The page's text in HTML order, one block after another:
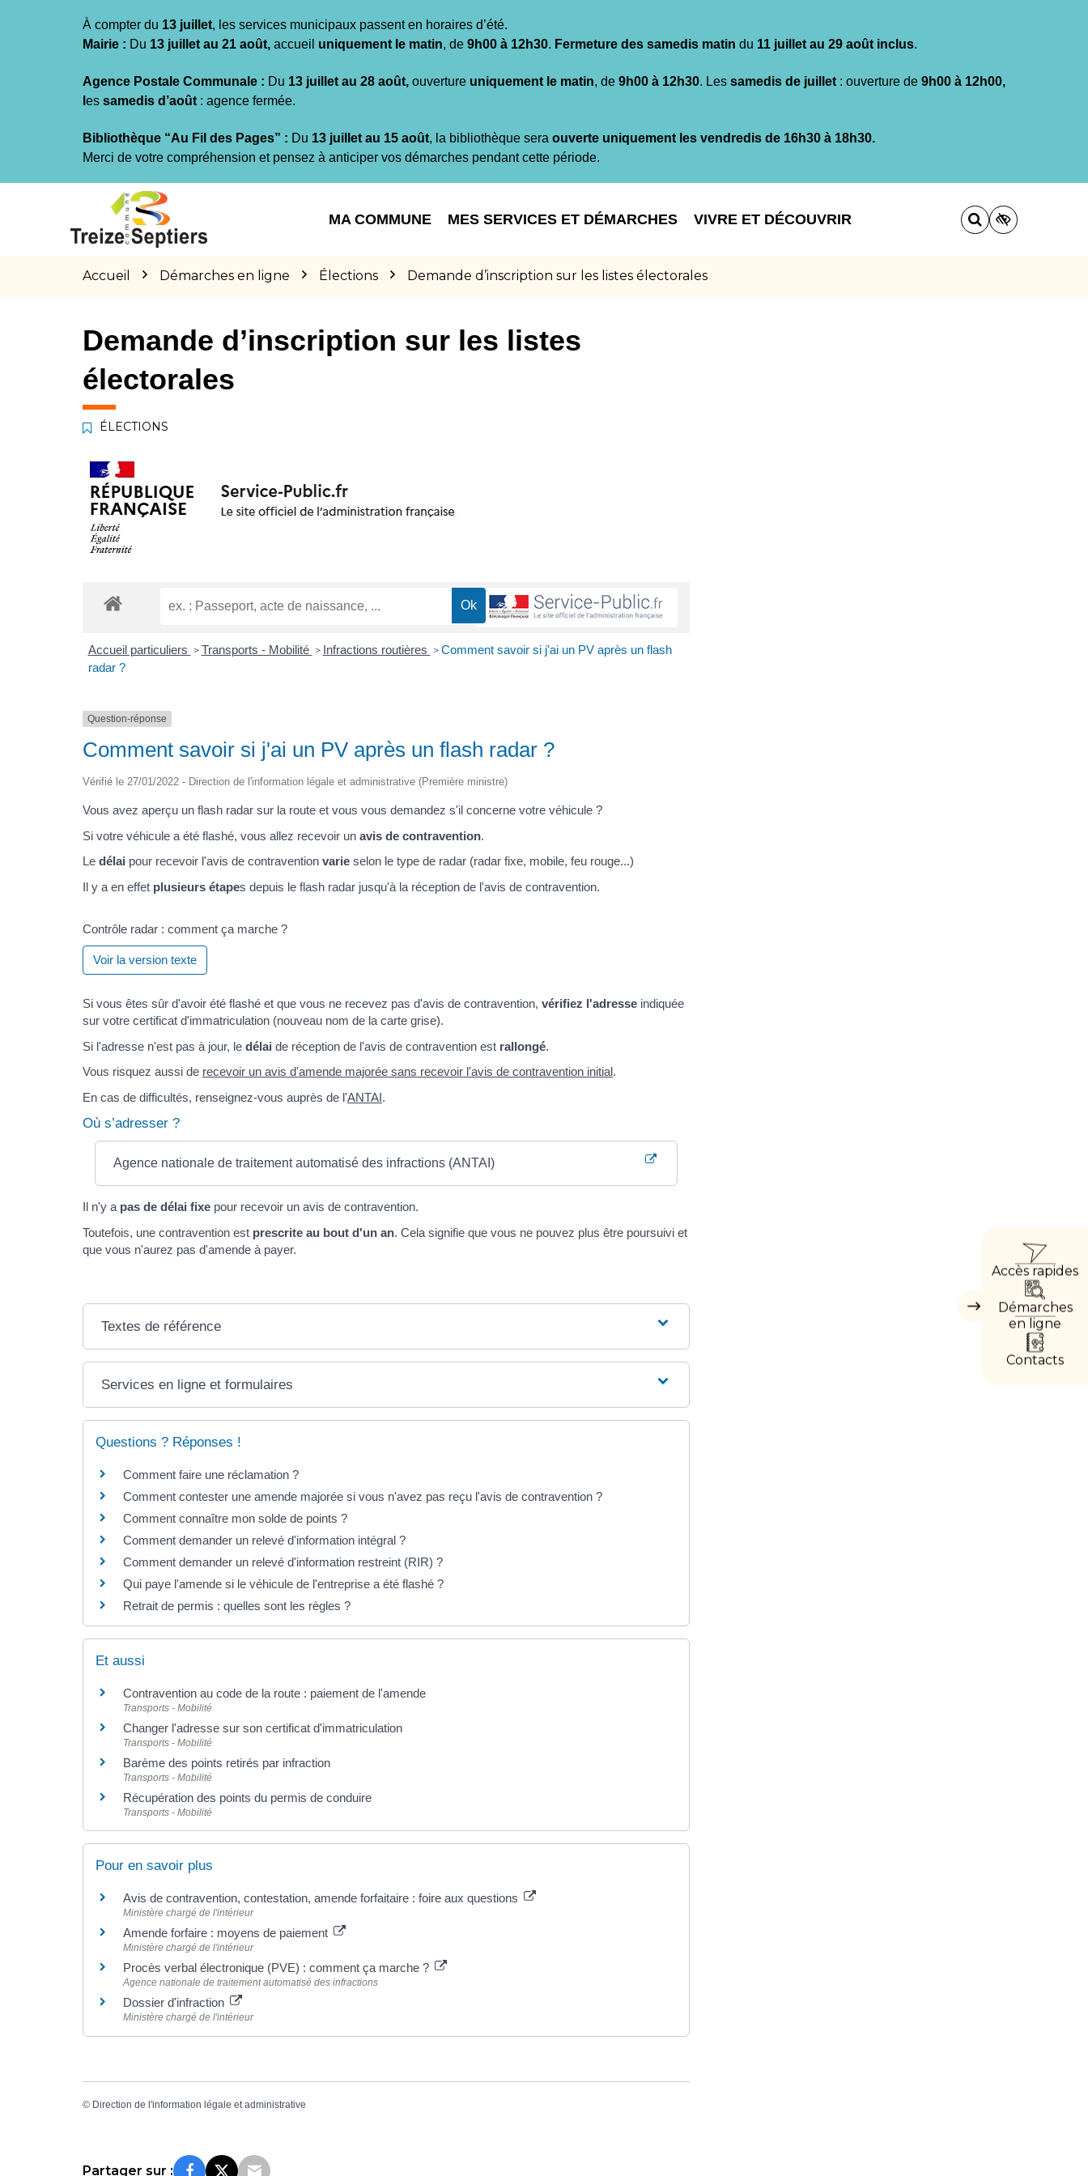
À compter du 13 juillet, les services municipaux passent en horaires d’été.
Mairie : Du 13 juillet au 21 août, accueil uniquement le matin, de 9h00 à 12h30. Fermeture des samedis matin du 11 juillet au 29 août inclus.
Agence Postale Communale : Du 13 juillet au 28 août, ouverture uniquement le matin, de 9h00 à 12h30. Les samedis de juillet : ouverture de 9h00 à 12h00,
es samedis d’août : agence fermée.
Bibliothèque “Au Fil des Pages” : Du 13 juillet au 15 août, la bibliothèque sera ouverte uniquement les vendredis de 16h30 à 18h30.
Merci de votre compréhension et pensez à anticiper vos démarches pendant cette période.
MA COMMUNE MES SERVICES ET DÉMARCHES VIVRE ET DÉCOUVRIR
Accueil Démarches en ligne Élections Demande d’inscription sur les listes électorales
Masquer
Accès rapides
Démarches
en ligne
Contacts
Demande d’inscription sur les listes
électorales
ÉLECTIONS
Accueil particuliers > Transports - Mobilité > Infractions routières > Comment savoir si j'ai un PV après un flash
radar ?
Question-réponse
Comment savoir si j'ai un PV après un flash radar ?
Vérifié le 27/01/2022 - Direction de l'information légale et administrative (Première ministre)
Vous avez aperçu un flash radar sur la route et vous vous demandez s'il concerne votre véhicule ?
Si votre véhicule a été flashé, vous allez recevoir un avis de contravention.
Le délai pour recevoir l'avis de contravention varie selon le type de radar (radar fixe, mobile, feu rouge...)
Il y a en effet plusieurs étapes depuis le flash radar jusqu'à la réception de l'avis de contravention.
Contrôle radar : comment ça marche ?
Voir la version texte
Si vous êtes sûr d'avoir été flashé et que vous ne recevez pas d'avis de contravention, vérifiez l'adresse indiquée
sur votre certificat d'immatriculation (nouveau nom de la carte grise).
Si l'adresse n'est pas à jour, le délai de réception de l'avis de contravention est rallongé.
Vous risquez aussi de recevoir un avis d'amende majorée sans recevoir l'avis de contravention initial.
En cas de difficultés, renseignez-vous auprès de l'ANTAI.
Où s’adresser ?
Agence nationale de traitement automatisé des infractions (ANTAI)
Il n'y a pas de délai fixe pour recevoir un avis de contravention.
Toutefois, une contravention est prescrite au bout d'un an. Cela signifie que vous ne pouvez plus être poursuivi et
que vous n'aurez pas d'amende à payer.
Textes de référence
Services en ligne et formulaires
Questions ? Réponses !
Comment faire une réclamation ?
Comment contester une amende majorée si vous n'avez pas reçu l'avis de contravention ?
Comment connaître mon solde de points ?
Comment demander un relevé d'information intégral ?
Comment demander un relevé d'information restreint (RIR) ?
Qui paye l'amende si le véhicule de l'entreprise a été flashé ?
Retrait de permis : quelles sont les règles ?
Et aussi
Contravention au code de la route : paiement de l'amende
Transports - Mobilité
Changer l'adresse sur son certificat d'immatriculation
Transports - Mobilité
Barème des points retirés par infraction
Transports - Mobilité
Récupération des points du permis de conduire
Transports - Mobilité
Pour en savoir plus
Avis de contravention, contestation, amende forfaitaire : foire aux questions
Ministère chargé de l'intérieur
Amende forfaire : moyens de paiement
Ministère chargé de l'intérieur
Procès verbal électronique (PVE) : comment ça marche ?
Agence nationale de traitement automatisé des infractions
Dossier d'infraction
Ministère chargé de l'intérieur
© Direction de l'information légale et administrative
Partager sur :